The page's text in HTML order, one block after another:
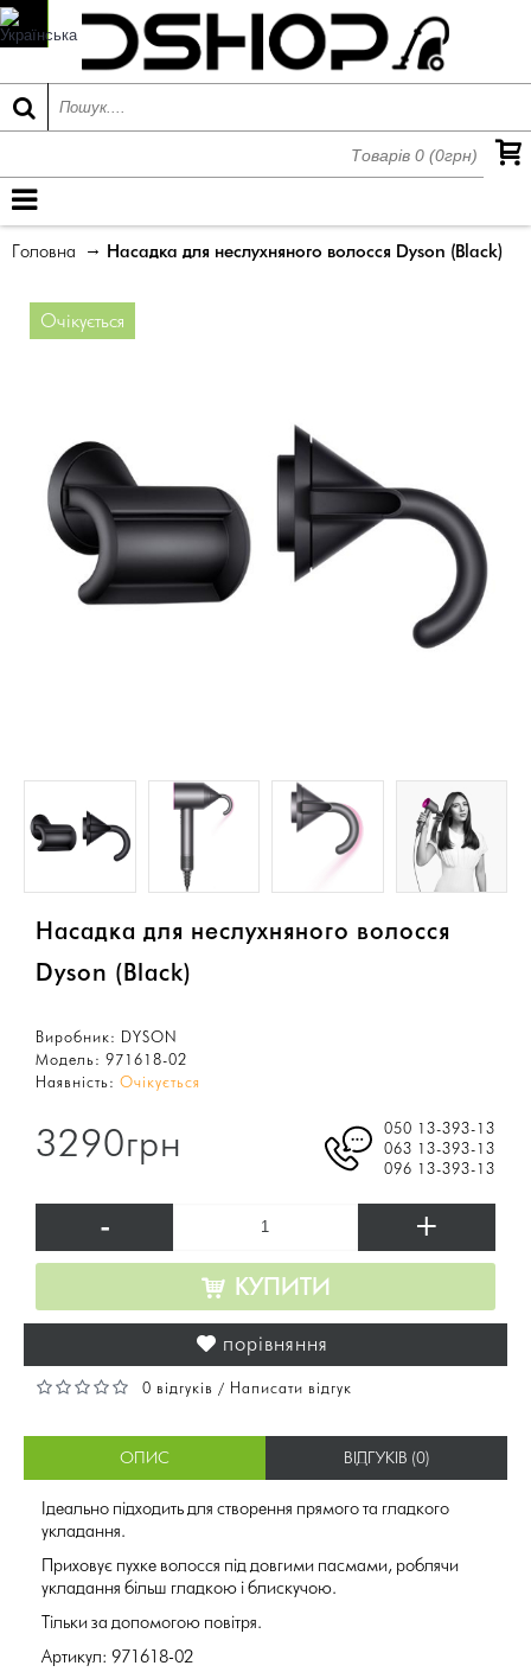
Товарів 0 (0грн)
Головна Насадка для неслухняного волосся Dyson (Black)
Очікується
Насадка для неслухняного волосся
Dyson (Black)
Виробник: DYSON
Модель: 971618-02
Наявність: Очікується
050 13-393-13
063 13-393-13
096 13-393-13
3290грн
- +
КУПИТИ
порівняння
0 відгуків / Написати відгук
ОПИС ВІДГУКІВ (0)
Ідеально підходить для створення прямого та гладкого
укладання.
Приховує пухке волосся під довгими пасмами, роблячи
укладання більш гладкою і блискучою.
Тільки за допомогою повітря.
Артикул: 971618-02